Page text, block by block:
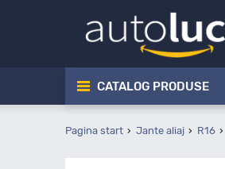
CATALOG PRODUSE
Pagina start Jante aliaj R16